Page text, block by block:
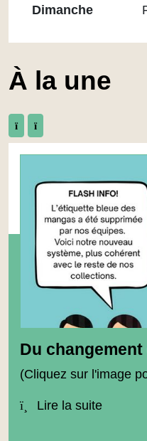
Dimanche
À la une
Précédent
Suivant
Du
(Cliquez sur l'image
Lire la suite